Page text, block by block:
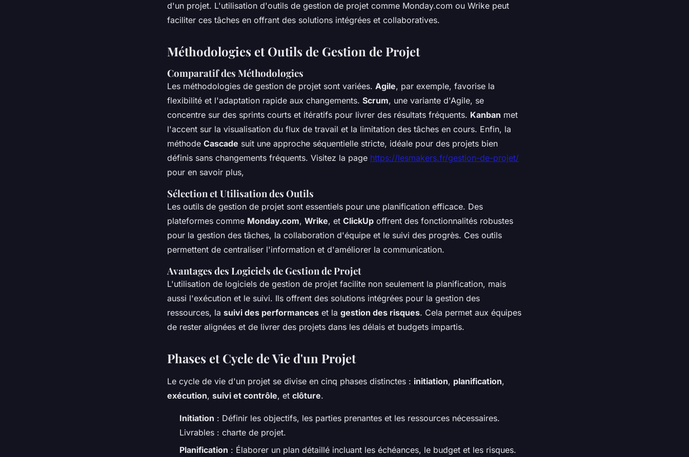
d'un projet. L'utilisation d'outils de gestion de projet comme Monday.com ou Wrike peut
faciliter ces tâches en offrant des solutions intégrées et collaboratives.
Méthodologies et Outils de Gestion de Projet
Comparatif des Méthodologies
Les méthodologies de gestion de projet sont variées. Agile, par exemple, favorise la
flexibilité et l'adaptation rapide aux changements. Scrum, une variante d'Agile, se
concentre sur des sprints courts et itératifs pour livrer des résultats fréquents. Kanban met
l'accent sur la visualisation du flux de travail et la limitation des tâches en cours. Enfin, la
méthode Cascade suit une approche séquentielle stricte, idéale pour des projets bien
définis sans changements fréquents. Visitez la page https://lesmakers.fr/gestion-de-projet/
pour en savoir plus,
Sélection et Utilisation des Outils
Les outils de gestion de projet sont essentiels pour une planification efficace. Des
plateformes comme Monday.com, Wrike, et ClickUp offrent des fonctionnalités robustes
pour la gestion des tâches, la collaboration d'équipe et le suivi des progrès. Ces outils
permettent de centraliser l'information et d'améliorer la communication.
Avantages des Logiciels de Gestion de Projet
L'utilisation de logiciels de gestion de projet facilite non seulement la planification, mais
aussi l'exécution et le suivi. Ils offrent des solutions intégrées pour la gestion des
ressources, la suivi des performances et la gestion des risques. Cela permet aux équipes
de rester alignées et de livrer des projets dans les délais et budgets impartis.
Phases et Cycle de Vie d'un Projet
Le cycle de vie d'un projet se divise en cinq phases distinctes : initiation, planification,
exécution, suivi et contrôle, et clôture.
Initiation : Définir les objectifs, les parties prenantes et les ressources nécessaires.
Livrables : charte de projet.
Planification : Élaborer un plan détaillé incluant les échéances, le budget et les risques.